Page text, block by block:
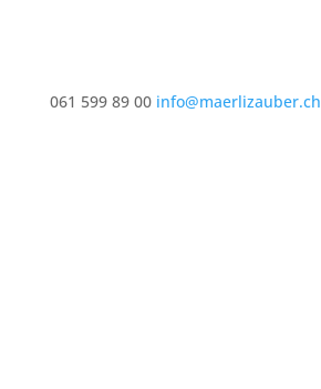
061 599 89 00 info@maerlizauber.ch